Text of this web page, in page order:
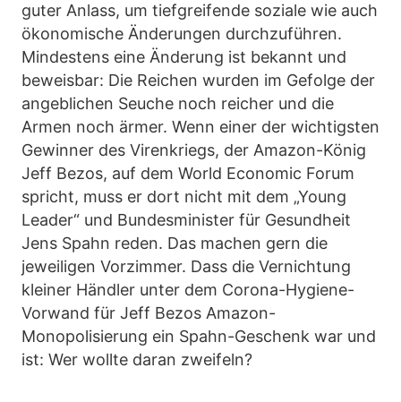
guter Anlass, um tiefgreifende soziale wie auch
ökonomische Änderungen durchzuführen.
Mindestens eine Änderung ist bekannt und
beweisbar: Die Reichen wurden im Gefolge der
angeblichen Seuche noch reicher und die
Armen noch ärmer. Wenn einer der wichtigsten
Gewinner des Virenkriegs, der Amazon-König
Jeff Bezos, auf dem World Economic Forum
spricht, muss er dort nicht mit dem „Young
Leader“ und Bundesminister für Gesundheit
Jens Spahn reden. Das machen gern die
jeweiligen Vorzimmer. Dass die Vernichtung
kleiner Händler unter dem Corona-Hygiene-
Vorwand für Jeff Bezos Amazon-
Monopolisierung ein Spahn-Geschenk war und
ist: Wer wollte daran zweifeln?